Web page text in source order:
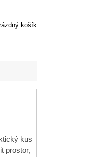
košík
kus
prostor,